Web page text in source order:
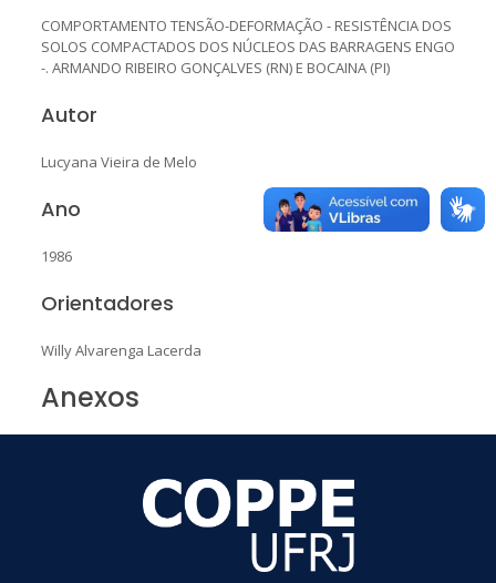
COMPORTAMENTO TENSÃO-DEFORMAÇÃO - RESISTÊNCIA DOS
SOLOS COMPACTADOS DOS NÚCLEOS DAS BARRAGENS ENGO
-. ARMANDO RIBEIRO GONÇALVES (RN) E BOCAINA (PI)
Autor
Lucyana Vieira de Melo
Ano
1986
Orientadores
Willy Alvarenga Lacerda
Anexos